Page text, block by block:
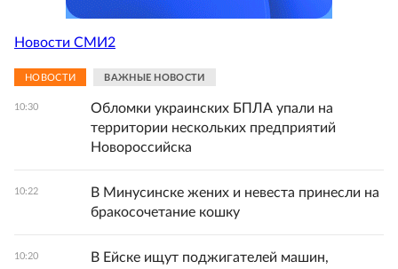
Новости СМИ2
НОВОСТИ ВАЖНЫЕ НОВОСТИ
10:30
Обломки украинских БПЛА упали на
территории нескольких предприятий
Новороссийска
10:22
В Минусинске жених и невеста принесли на
бракосочетание кошку
10:20
В Ейске ищут поджигателей машин,